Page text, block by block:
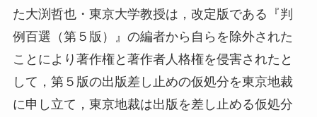
た大渕哲也・東京大学教授は，改定版である『判
例百選（第５版）』の編者から自らを除外された
ことにより著作権と著作者人格権を侵害されたと
して，第５版の出版差し止めの仮処分を東京地裁
に申し立て，東京地裁は出版を差し止める仮処分